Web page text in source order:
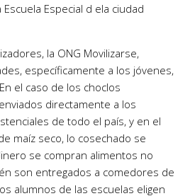
Especial d ela ciudad
la ONG Movilizarse,
específicamente a los jóvenes,
el caso de los choclos
directamente a los
de todo el país, y en el
maíz seco, lo cosechado se
se compran alimentos no
son entregados a comedores de
alumnos de las escuelas eligen